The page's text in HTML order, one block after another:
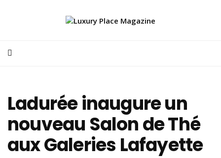
Ladurée inaugure un
nouveau Salon de Thé
aux Galeries Lafayette